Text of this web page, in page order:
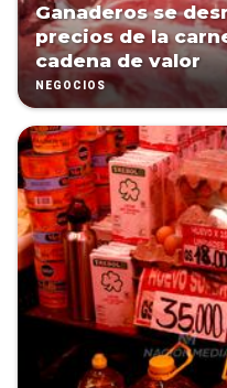
Ganaderos se
precios de la
cadena de valor
NEGOCIOS